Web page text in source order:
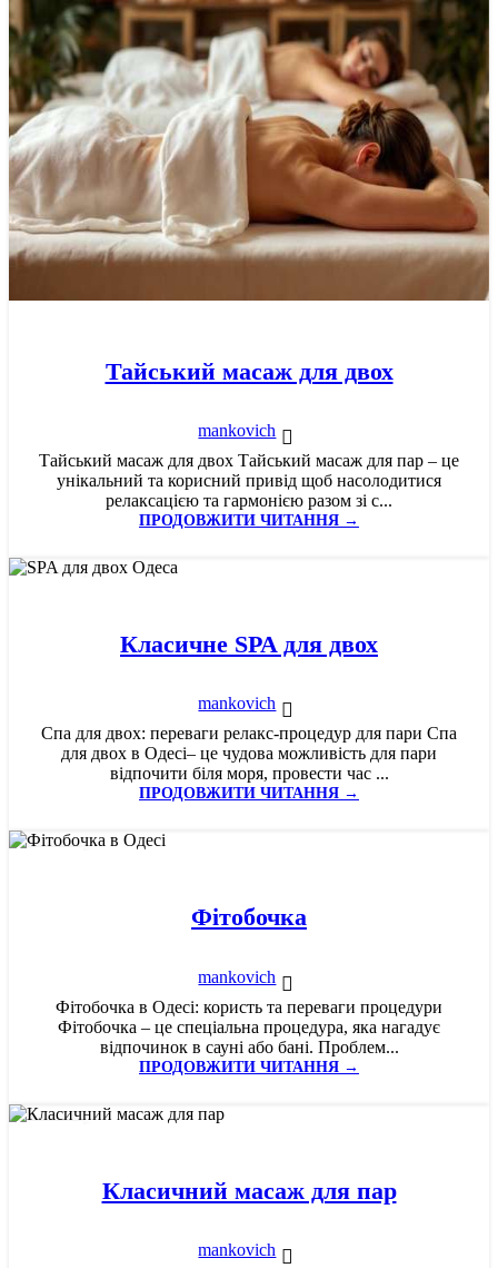
Тайський масаж для двох
mankovich
Тайський масаж для двох Тайський масаж для пар – це
унікальний та корисний привід щоб насолодитися
релаксацією та гармонією разом зі с...
ПРОДОВЖИТИ ЧИТАННЯ →
Класичне SPA для двох
mankovich
Спа для двох: переваги релакс-процедур для пари Спа
для двох в Одесі– це чудова можливість для пари
відпочити біля моря, провести час ...
ПРОДОВЖИТИ ЧИТАННЯ →
Фітобочка
mankovich
Фітобочка в Одесі: користь та переваги процедури
Фітобочка – це спеціальна процедура, яка нагадує
відпочинок в сауні або бані. Проблем...
ПРОДОВЖИТИ ЧИТАННЯ →
Класичний масаж для пар
mankovich